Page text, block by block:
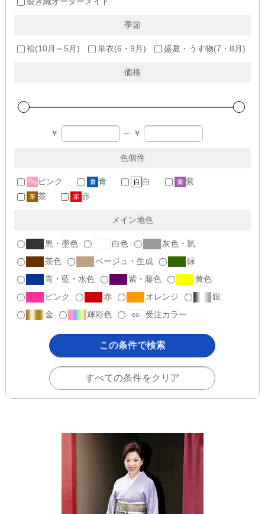
季節
袷(10月～5月) 単衣(6・9月) 盛夏・うす物(7・8月)
価格
￥ ～ ￥
色個性
ピンク 青 白
紫
茶
赤
メイン地色
黒・墨色 白色
灰色・鼠
茶色
ベージュ・生成
緑
青・藍・水色
紫・藤色
黄色
ピンク
赤 オレンジ
銀
金
輝彩色 受注カラー